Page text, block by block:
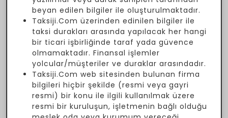
beyan edilen bilgiler ile oluşturulmaktadır.
Taksiji.Com üzerinden edinilen bilgiler ile
taksi durakları arasında yapılacak her hangi
bir ticari işbirliğinde taraf yada güvence
olmamaktadır. Finansal işlemler
yolcular/müşteriler ve duraklar arasındadır.
Taksiji.Com web sitesinden bulunan firma
bilgileri hiçbir şekilde (resmi veya gayri
resmi) bir konu ile ilgili kullanılmak üzere
resmi bir kuruluşun, işletmenin bağlı olduğu